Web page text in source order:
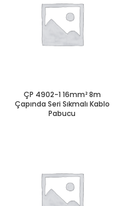
ÇP 4902-1 16mm² 8m
Çapında Seri Sıkmalı Kablo
Pabucu